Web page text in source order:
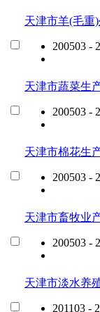
天津市羊(毛重
200503 -
天津市蔬菜生
200503 -
天津市棉花生
200503 -
天津市畜牧业
200503 -
天津市淡水养
201103 -